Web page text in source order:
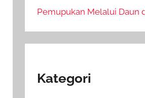
Pemupukan Melalui Daun
Kategori